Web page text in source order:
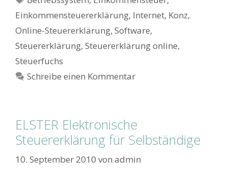
Einkommensteuererklärung, Internet, Konz,
Online-Steuererklärung, Software,
Steuererklärung, Steuererklärung online,
Steuerfuchs
Schreibe einen Kommentar
ELSTER Elektronische
Steuererklärung für Selbständige
10. September 2010 von admin